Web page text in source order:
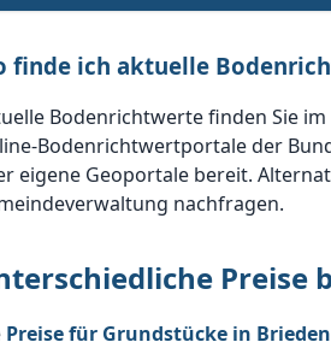
finde ich aktuelle
Bodenrichtwerte finden Sie
Bodenrichtwertportale der
eigene Geoportale bereit.
nachfragen.
Preise
Preise für Grundstücke in